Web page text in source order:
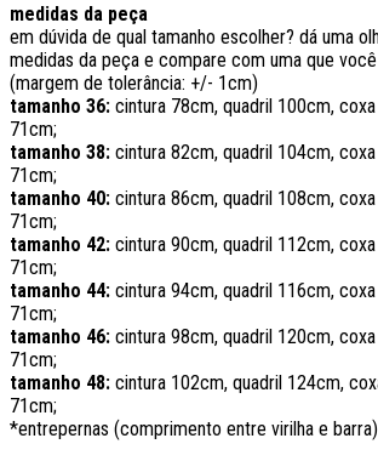
medidas da peça
em dúvida de qual tamanho escolher? dá uma
medidas da peça e compare com uma que
(margem de tolerância: +/- 1cm)
tamanho 36: cintura 78cm, quadril 100cm,
71cm;
tamanho 38: cintura 82cm, quadril 104cm,
71cm;
tamanho 40: cintura 86cm, quadril 108cm,
71cm;
tamanho 42: cintura 90cm, quadril 112cm,
71cm;
tamanho 44: cintura 94cm, quadril 116cm,
71cm;
tamanho 46: cintura 98cm, quadril 120cm,
71cm;
tamanho 48: cintura 102cm, quadril 124cm,
71cm;
*entrepernas (comprimento entre virilha e barra)